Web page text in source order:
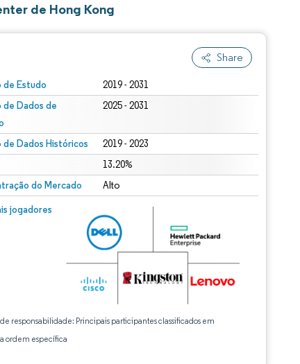
de Hong Kong
Share
de Estudo 2019 - 2031
de Dados de
2025 - 2031
de Dados Históricos 2019 - 2023
13.20%
do Mercado Alto
jogadores
responsabilidade: Principais participantes classificados em
ordem específica